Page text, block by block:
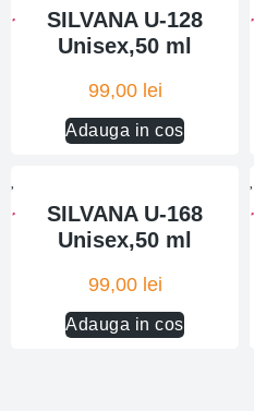
SILVANA U-128
Unisex,50 ml
99,00 lei
Adauga in cos
SILVANA U-168
Unisex,50 ml
99,00 lei
Adauga in cos